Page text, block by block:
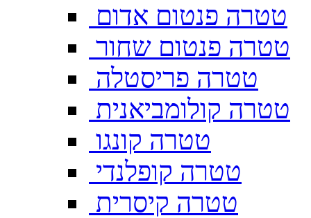
טטרה פנטום אדום
טטרה פנטום שחור
טטרה פריסטלה
טטרה קולומביאנית
טטרה קונגו
טטרה קופלנדי
טטרה קיסרית